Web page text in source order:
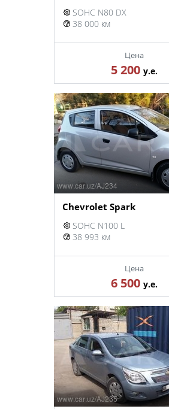
SOHC N80 DX
38 000 км
Цена
5 200 у.е.
Chevrolet Spark
SOHC N100 L
38 993 км
Цена
6 500 у.е.